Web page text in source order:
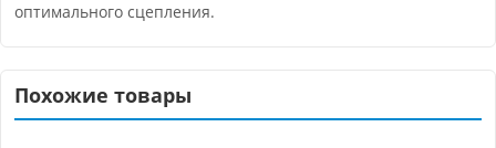
оптимального сцепления.
Похожие товары